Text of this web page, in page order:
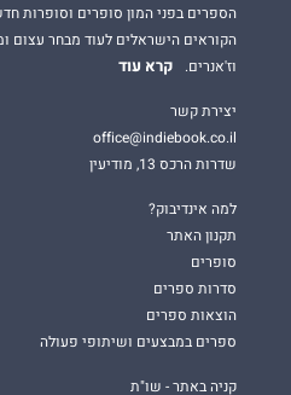
הספרים בפני המון סופרים וסופרות
הקוראים הישראלים לעוד מבחר עצום
וז'אנרים.
קרא עוד
יצירת קשר
office@indiebook.co.il
שדרות הרכס 13, מודיעין
למה אינדיבוק?
תקנון האתר
סופרים
סדרות ספרים
הוצאות ספרים
ספרים במבצעים ושיתופי פעולה
קניה באתר - שו"ת